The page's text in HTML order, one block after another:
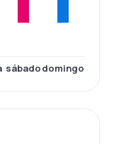
sábadodomingo